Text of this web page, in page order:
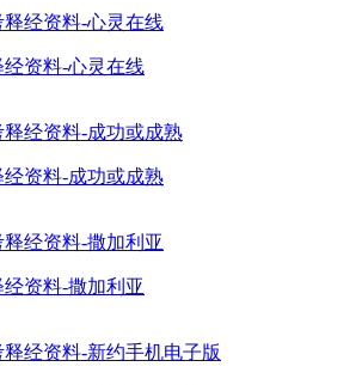
资料-心灵在线
资料-成功或成熟
资料-撒加利亚